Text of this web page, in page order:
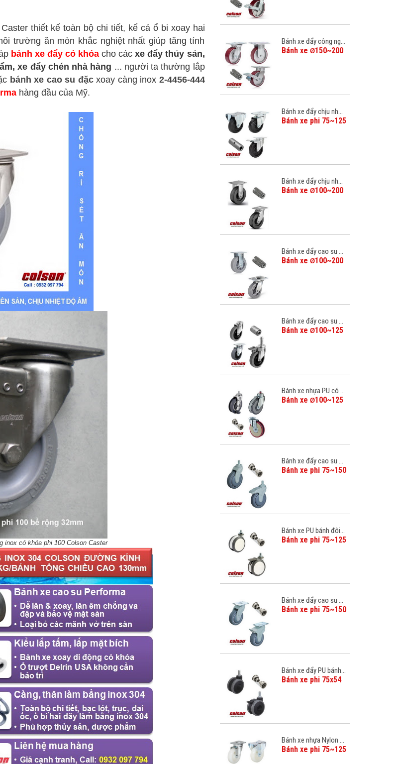
thiết kế toàn bộ chi tiết, kể cả ổ bi xoay hai
trường ăn mòn khắc nghiệt nhất giúp tăng tính
bánh xe đẩy có khóa cho cácxe đẩy thủy sản,
xe đẩy chén nhà hàng ... người ta thường lắp
bánh xe cao su đặcxoay càng inox 2-4456-444
hàng đầu của Mỹ.
inox có khóa phi 100 Colson Caster
Bánh xe đẩy công ng...
Bánh xe Ø150~200
Bánh xe đẩy chịu nh...
Bánh xe phi 75~125
Bánh xe đẩy chịu nh...
Bánh xe Ø100~200
Bánh xe đẩy cao su ...
Bánh xe Ø100~200
Bánh xe đẩy cao su ...
Bánh xe Ø100~125
Bánh xe nhựa PU có ...
Bánh xe Ø100~125
Bánh xe đẩy cao su ...
Bánh xe phi 75~150
Bánh xe PU bánh đôi...
Bánh xe phi 75~125
Bánh xe đẩy cao su ...
Bánh xe phi 75~150
Bánh xe đẩy PU bánh...
Bánh xe phi 75x54
Bánh xe nhựa Nylon ...
Bánh xe phi 75~125